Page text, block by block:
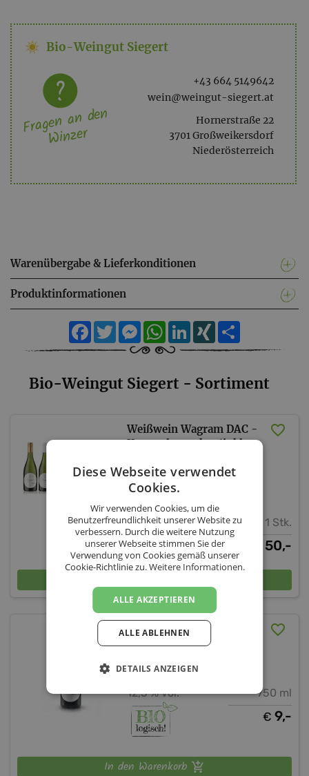
Bio-Weingut Siegert
+43 664 5149642
wein@weingut-siegert.at
Hornerstraße 22
3701 Großweikersdorf
Niederösterreich
Fragen an den
Winzer
Warenübergabe & Lieferkonditionen
Produktinformationen
FacebookTwitterMessengerWhatsApp
LinkedIn
XING
Bio-Weingut Siegert - Sortiment
Weißwein Wagram DAC -
Kennenlernpaket (inkl.
Bio-Weingut Siegert
1 Stk.
50,-
Blauer Portugieser 2024
Niederösterreich
12,5 % vol. 750 ml
€ 9,-
In den Warenkorb
Diese Webseite verwendet
Cookies.
Wir verwenden Cookies, um die
Benutzerfreundlichkeit unserer Website zu
verbessern. Durch die weitere Nutzung
unserer Webseite stimmen Sie der
Verwendung von Cookies gemäß unserer
Cookie-Richtlinie zu.Weitere Informationen.
ALLE AKZEPTIEREN
ALLE ABLEHNEN
DETAILS ANZEIGEN